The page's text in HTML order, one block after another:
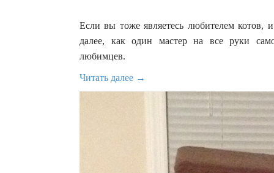
Если вы тоже являетесь любителем котов,
далее, как один мастер на все руки
любимцев.
Читать далее →